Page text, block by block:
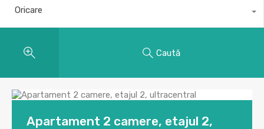
Oricare
Caută
Apartament 2 camere, etajul 2,